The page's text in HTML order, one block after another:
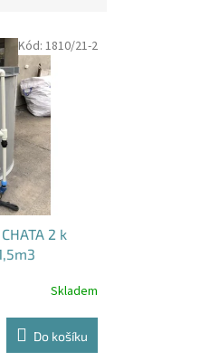
2 k
Skladem
Do košíku
Kód: 1810/21-2